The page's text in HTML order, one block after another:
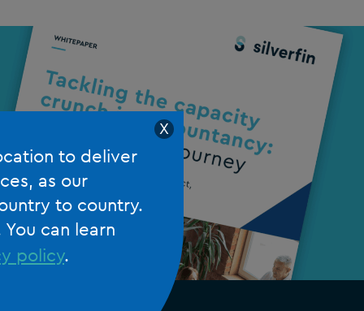
X
to deliver
as our
to country.
can learn
policy.